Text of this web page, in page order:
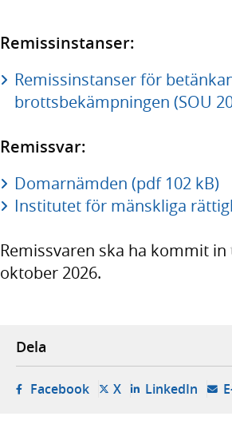
Remissinstanser:
Remissinstanser för
brottsbekämpningen (SOU
Remissvar:
Domarnämden (pdf 102 kB)
Institutet för mänskliga
Remissvaren ska ha kommit
oktober 2026.
Dela
Facebook- öppnas i ny flik,
X- öppnas i ny flik,
LinkedIn-